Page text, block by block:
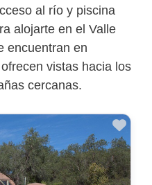
al río y piscina
alojarte en el Valle
encuentran en
vistas hacia los
cercanas.